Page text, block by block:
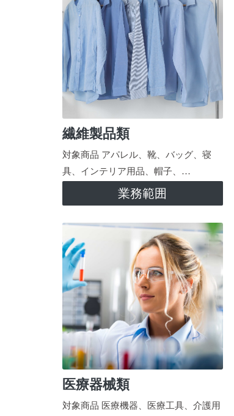
繊維製品類
対象商品 アパレル、靴、バッグ、寝
具、インテリア用品、帽子、…
業務範囲
医療器械類
対象商品 医療機器、医療工具、介護用